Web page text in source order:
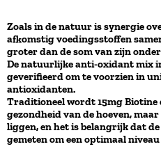
Zoals in de natuur is synergie
afkomstig voedingsstoffen
groter dan de som van zijn
De natuurlijke anti-oxidant mix
geverifieerd om te voorzien in
antioxidanten.
Traditioneel wordt 15mg Biotine
gezondheid van de hoeven,
liggen, en het is belangrijk dat
gemeten om een optimaal